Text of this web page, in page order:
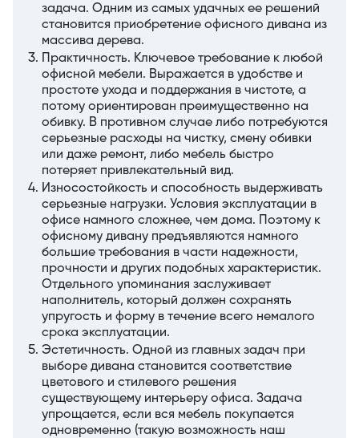
задача. Одним из самых удачных ее решений
становится приобретение офисного дивана из
массива дерева.
Практичность. Ключевое требование к любой
офисной мебели. Выражается в удобстве и
простоте ухода и поддержания в чистоте, а
потому ориентирован преимущественно на
обивку. В противном случае либо потребуются
серьезные расходы на чистку, смену обивки
или даже ремонт, либо мебель быстро
потеряет привлекательный вид.
Износостойкость и способность выдерживать
серьезные нагрузки. Условия эксплуатации в
офисе намного сложнее, чем дома. Поэтому к
офисному дивану предъявляются намного
большие требования в части надежности,
прочности и других подобных характеристик.
Отдельного упоминания заслуживает
наполнитель, который должен сохранять
упругость и форму в течение всего немалого
срока эксплуатации.
Эстетичность. Одной из главных задач при
выборе дивана становится соответствие
цветового и стилевого решения
существующему интерьеру офиса. Задача
упрощается, если вся мебель покупается
одновременно (такую возможность наш